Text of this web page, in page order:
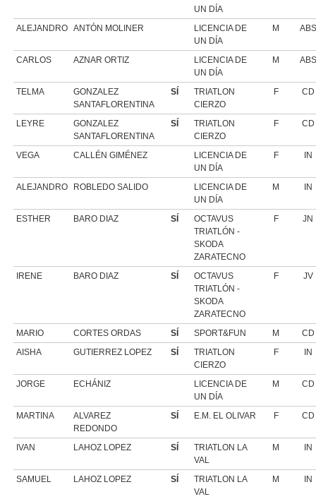
UN DÍA
ALEJANDRO ANTÓN MOLINER
LICENCIA DE
UN DÍA
M ABS
CARLOS AZNAR ORTIZ
LICENCIA DE
UN DÍA
M ABS
TELMA
GONZALEZ
SANTAFLORENTINA
SÍ
TRIATLON
CIERZO
F CD
LEYRE
GONZALEZ
SANTAFLORENTINA
SÍ
TRIATLON
CIERZO
F CD
VEGA CALLÉN GIMÉNEZ
LICENCIA DE
UN DÍA
F IN
ALEJANDRO ROBLEDO SALIDO
LICENCIA DE
UN DÍA
M IN
ESTHER BARO DIAZ SÍ
OCTAVUS
TRIATLÓN -
SKODA
ZARATECNO
F JN
IRENE BARO DIAZ SÍ
OCTAVUS
TRIATLÓN -
SKODA
ZARATECNO
F JV
MARIO CORTES ORDAS SÍ SPORT&FUN M
CD
AISHA
GUTIERREZ LOPEZ SÍ
TRIATLON
CIERZO
F IN
JORGE ECHÁNIZ
LICENCIA DE
UN DÍA
M CD
MARTINA
ALVAREZ
REDONDO
SÍ E.M. EL OLIVAR F CD
IVAN LAHOZ LOPEZ SÍ
TRIATLON LA
VAL
M IN
SAMUEL LAHOZ LOPEZ SÍ
TRIATLON LA
VAL
M IN